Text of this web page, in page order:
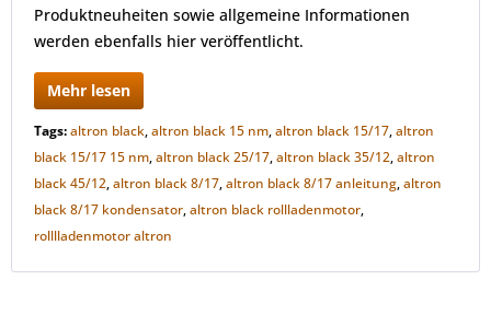
Produktneuheiten sowie allgemeine Informationen
werden ebenfalls hier veröffentlicht.
Mehr lesen
Tags:altron black,altron black 15 nm,altron black 15/17,altron
black 15/17 15 nm,altron black 25/17,altron black 35/12,altron
black 45/12,altron black 8/17,altron black 8/17 anleitung,altron
black 8/17 kondensator,altron black rollladenmotor,
rolllladenmotor altron